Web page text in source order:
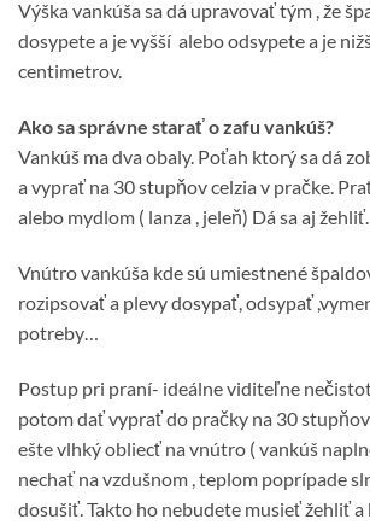
Výška vankúša sa dá upravovať tým , že
dosypete a je vyšší alebo odsypete a je
centimetrov.
Ako sa správne starať o zafu vankúš?
Vankúš ma dva obaly. Poťah ktorý sa dá
a vyprať na 30 stupňov celzia v pračke.
alebo mydlom ( lanza , jeleň) Dá sa aj žehliť.
Vnútro vankúša kde sú umiestnené
rozipsovať a plevy dosypať, odsypať
potreby…
Postup pri praní- ideálne viditeľne
potom dať vyprať do pračky na 30
ešte vlhký obliecť na vnútro ( vankúš
nechať na vzdušnom , teplom poprípade
dosušiť. Takto ho nebudete musieť žehliť a